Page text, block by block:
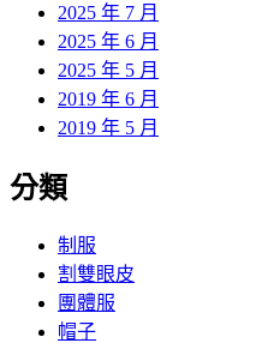
2025 年 7 月
2025 年 6 月
2025 年 5 月
2019 年 6 月
2019 年 5 月
分類
制服
割雙眼皮
團體服
帽子